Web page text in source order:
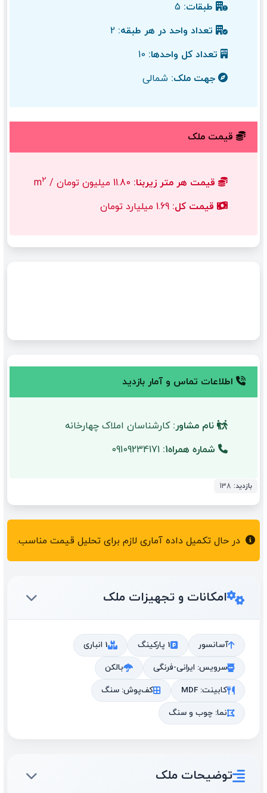
طبقات:
تعداد واحد در هر طبقه:
تعداد کل واحدها:
جهت ملک: شمالی
قیمت ملک
قیمت هر متر زیربنا: 2
قیمت کل:
اطلاعات تماس و آمار بازدید
نام مشاور: کارشناسان املاک چهارخانه
شماره همراه1:
بازدید: 138
در حال تکمیل داده آماری لازم برای تحلیل قیمت مناسب.
امکانات و تجهیزات ملک
آسانسور 1 پارکینگ
1 انباری
سرویس: ایرانی-فرنگی
بالکن
کابینت: MDF
کف‌پوش: سنگ
نما: چوب و سنگ
توضیحات ملک